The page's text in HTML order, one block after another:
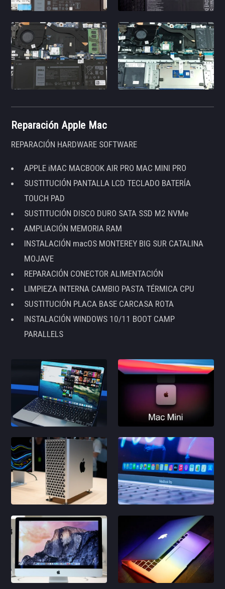
Reparación Apple Mac
REPARACIÓN HARDWARE SOFTWARE
APPLE iMAC MACBOOK AIR PRO MAC MINI PRO
SUSTITUCIÓN PANTALLA LCD TECLADO BATERÍA
TOUCH PAD
SUSTITUCIÓN DISCO DURO SATA SSD M2 NVMe
AMPLIACIÓN MEMORIA RAM
INSTALACIÓN macOS MONTEREY BIG SUR CATALINA
MOJAVE
REPARACIÓN CONECTOR ALIMENTACIÓN
LIMPIEZA INTERNA CAMBIO PASTA TÉRMICA CPU
SUSTITUCIÓN PLACA BASE CARCASA ROTA
INSTALACIÓN WINDOWS 10/11 BOOT CAMP
PARALLELS